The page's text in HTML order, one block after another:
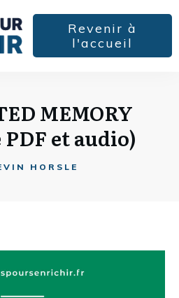
Revenir à
l'accueil
MEMORY
et audio)
HORSLE